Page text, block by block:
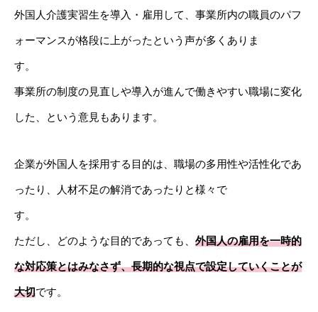
外国人介護実習生を導入・雇用して、事業所内の職員のパフ
ォーマンスが格段に上がったという声が多くありま
す
事業所の制度の見直しや導入が進んで働きやすい職場に変化
した、という意見もあります。
企業が外国人を採用する目的は、職場の多用性や活性化であ
ったり、人材不足の解消であったりと様々で
す
ただし、どのような目的であっても、 外国人の雇用を一時的
な対応策とはみなさず、長期的な視点で設定していくことが
大切です。